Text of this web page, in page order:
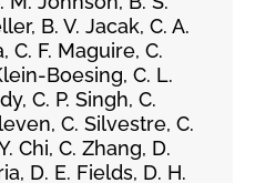
B. V. Jacak, C. A.
C. F. Maguire, C.
Boesing, C. L.
C. P. Singh, C.
C. Silvestre, C.
Chi, C. Zhang, D.
D. E. Fields, D. H.